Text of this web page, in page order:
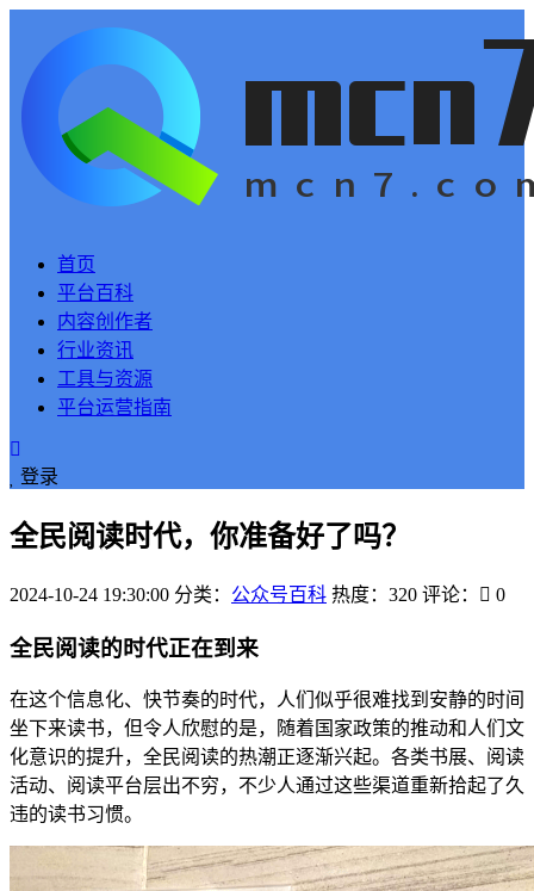
首页
平台百科
内容创作者
行业资讯
工具与资源
平台运营指南
登录
全民阅读时代，你准备好了吗？
2024-10-24 19:30:00 分类： 公众号百科 热度：320 评论： 0
全民阅读的时代正在到来
在这个信息化、快节奏的时代，人们似乎很难找到安静的时间
坐下来读书，但令人欣慰的是，随着国家政策的推动和人们文
化意识的提升，全民阅读的热潮正逐渐兴起。各类书展、阅读
活动、阅读平台层出不穷，不少人通过这些渠道重新拾起了久
违的读书习惯。